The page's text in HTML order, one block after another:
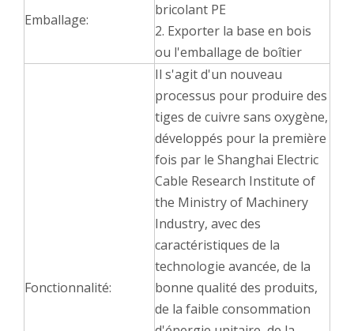
Emballage:
bricolant PE
2. Exporter la base en bois
ou l'emballage de boîtier
Fonctionnalité:
Il s'agit d'un nouveau
processus pour produire des
tiges de cuivre sans oxygène,
développés pour la première
fois par le Shanghai Electric
Cable Research Institute of
the Ministry of Machinery
Industry, avec des
caractéristiques de la
technologie avancée, de la
bonne qualité des produits,
de la faible consommation